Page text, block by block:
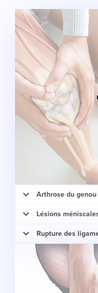
Arthrose du
Lésions
Rupture des